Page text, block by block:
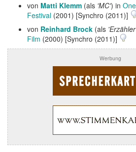
von Matti Klemm (als 'MC') in
Festival (2001) [Synchro (2011)]
von Reinhard Brock (als
Film (2000) [Synchro (2011)]
Werbung